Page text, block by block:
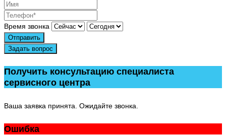
Время звонка
Отправить
Задать вопрос
Получить консультацию специалиста
сервисного центра
Ваша заявка принята. Ожидайте звонка.
Ошибка